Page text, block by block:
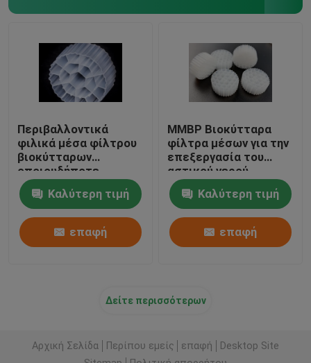
Περιβαλλοντικά
φιλικά μέσα φίλτρου
βιοκύτταρων
οποιουδήποτε
χρώματος Virgin υλικό
HDPE βιοσφαίρες
Καλύτερη τιμή
επαφή
ΜΜΒΡ Βιοκύτταρα
φίλτρα μέσων για την
επεξεργασία του
αστικού νερού
Καλύτερη τιμή
επαφή
Δείτε περισσότερων
Αρχική Σελίδα Περίπου εμείς επαφή
Desktop Site